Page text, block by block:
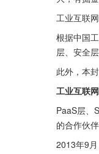
工业互联
根据中国
层、安全
此外，本
工业互联
PaaS层、
的合作伙
2013年9